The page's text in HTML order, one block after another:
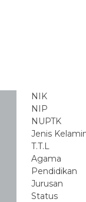
NIK
NIP
NUPTK
Jenis
T.T.L
Agama
Pendidikan
Jurusan
Status